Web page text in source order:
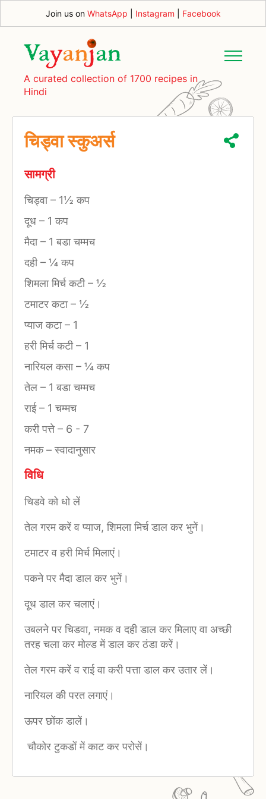
Join us on WhatsApp Instagram Facebook
A curated collection of 1700 recipes in
Hindi
चिड्वा स्कुअर्स
सामग्री
चिड्वा– 1½ कप
दूध – 1 कप
मैदा– 1 बडा चम्मच
दही– ¼ कप
शिमला मिर्च कटी– ½
टमाटर कटा– ½
प्याज कटा– 1
हरी मिर्च कटी– 1
नारियल कसा– ¼ कप
तेल – 1 बडा चम्मच
राई– 1 चम्मच
करी पत्ते– 6‌ - 7
नमक–स्वादानुसार
विधि
चिडवे को धो लें
तेल गरम करें व प्याज, शिमला मिर्च डाल कर भुनें।
टमाटर व हरी मिर्च मिलाएं।
पकने पर मैदा डाल कर भुनें।
दूध डाल कर चलाएं।
उबलने पर चिडवा, नमक व दही डाल कर मिलाए वा अच्छी
तरह चला कर मोल्ड में डाल कर ठंडा करें।
तेल गरम करें व राई वा करी पत्ता डाल कर उतार लें।
नारियल की परत लगाएं।
ऊपर छोंक डालें।
चौकोर टुकडों में काट कर परोसें।